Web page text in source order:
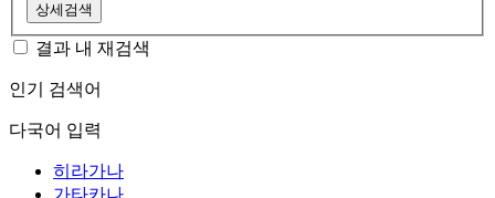
상세검색
결과 내 재검색
인기 검색어
다국어 입력
히라가나